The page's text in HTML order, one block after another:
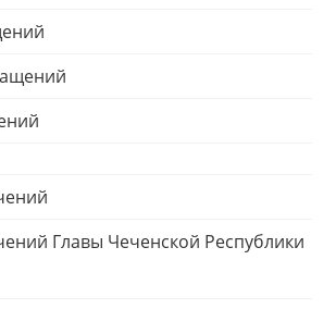
Главы Чеченской Республики